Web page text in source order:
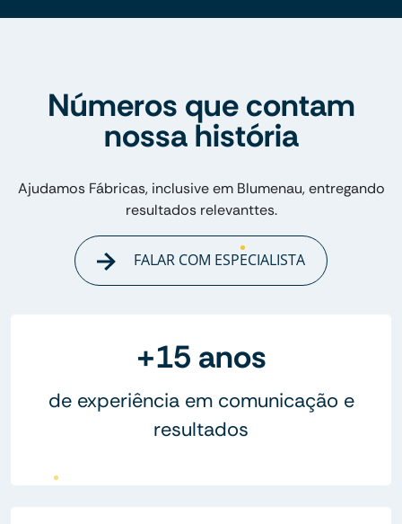
Números que contam
nossa história
Ajudamos Fábricas, inclusive em Blumenau, entregando
resultados relevanttes.
FALAR COM ESPECIALISTA
+15 anos
de experiência em comunicação e
resultados